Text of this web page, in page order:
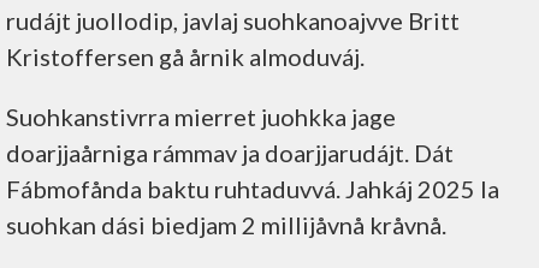
rudájt juollodip, javlaj suohkanoajvve Britt
Kristoffersen gå årnik almoduváj.
Suohkanstivrra mierret juohkka jage
doarjjaårniga rámmav ja doarjjarudájt. Dát
Fábmofånda baktu ruhtaduvvá. Jahkáj 2025 la
suohkan dási biedjam 2 millijåvnå kråvnå.